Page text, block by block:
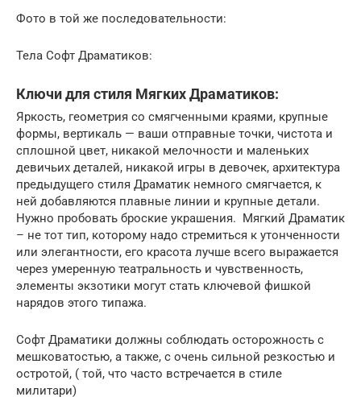
Фото в той же последовательности:
Тела Софт Драматиков:
Ключи для стиля Мягких Драматиков:
Яркость, геометрия со смягченными краями, крупные
формы, вертикаль — ваши отправные точки, чистота и
сплошной цвет, никакой мелочности и маленьких
девичьих деталей, никакой игры в девочек, архитектура
предыдущего стиля Драматик немного смягчается, к
ней добавляются плавные линии и крупные детали.
Нужно пробовать броские украшения. Мягкий Драматик
– не тот тип, которому надо стремиться к утонченности
или элегантности, его красота лучше всего выражается
через умеренную театральность и чувственность,
элементы экзотики могут стать ключевой фишкой
нарядов этого типажа.
Софт Драматики должны соблюдать осторожность с
мешковатостью, а также, с очень сильной резкостью и
остротой, ( той, что часто встречается в стиле
милитари)